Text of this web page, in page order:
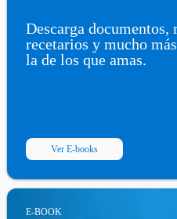
Descarga documentos,
recetarios y mucho
la de los que amas.
Ver E-books
E-BOOK